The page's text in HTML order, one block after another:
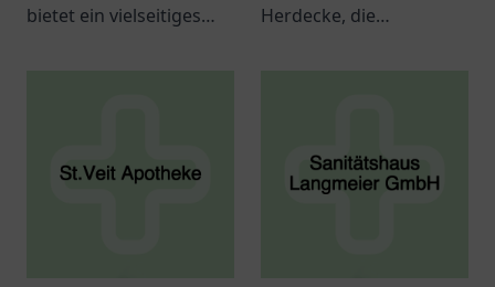
bietet ein vielseitiges
Herdecke, die